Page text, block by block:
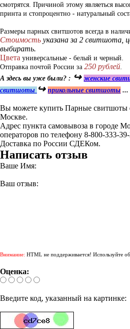
смотрятся. Причиной этому являеться
принта и стопроцентно - натуральный
Размеры парных свитшотов всегда в
Стоимость указана за 2
выбирать.
Цвета универсальные - белый и черный.
Отправка почтой России за 250 рублей.
А здесь вы уже были? : ↪ женские
свитшоты ↪ прикольные свитшоты ...
Вы можете купить Парные свитшоты
Москве.
Адрес пункта самовывоза в городе
операторов по телефону 8-800-333-
Доставка по России СДЕКом.
Написать отзыв
Ваше Имя:
Ваш отзыв:
Внимание: HTML не поддерживается! Используйте
Оценка:
Введите код, указанный на картинке: